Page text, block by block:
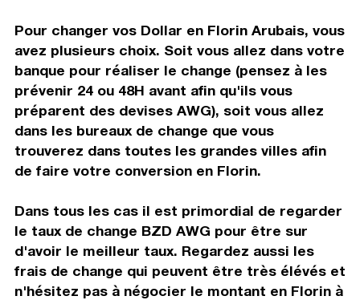
Pour changer vos Dollar en Florin Arubais, vous
avez plusieurs choix. Soit vous allez dans votre
banque pour réaliser le change (pensez à les
prévenir 24 ou 48H avant afin qu'ils vous
préparent des devises AWG), soit vous allez
dans les bureaux de change que vous
trouverez dans toutes les grandes villes afin
de faire votre conversion en Florin.
Dans tous les cas il est primordial de regarder
le taux de change BZD AWG pour être sur
d'avoir le meilleur taux. Regardez aussi les
frais de change qui peuvent être très élévés et
n'hésitez pas à négocier le montant en Florin à